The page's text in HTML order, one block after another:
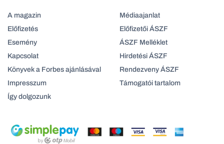
A magazin
Előfizetés
Esemény
Kapcsolat
Könyvek a Forbes ajánlásával
Impresszum
Így dolgozunk
Médiaajanlat
Előfizetői ÁSZF
ÁSZF Melléklet
Hirdetési ÁSZF
Rendezveny ÁSZF
Támogatói tartalom